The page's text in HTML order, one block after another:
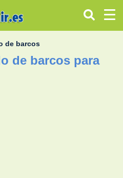
de barcos
de barcos para